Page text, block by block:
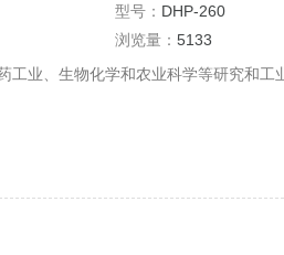
型号： DHP-260
浏览量： 5133
工业、生物化学和农业科学等研究和工